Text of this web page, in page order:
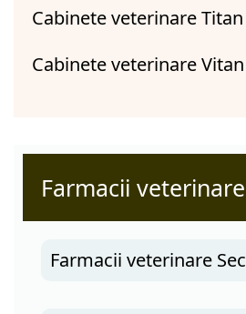
Cabinete veterinare Titan
Cabinete veterinare Vitan
Farmacii
Farmacii veterinare